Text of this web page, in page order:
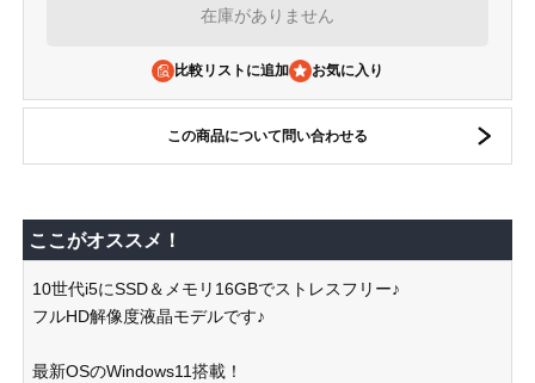
在庫がありません
比較リストに追加
この商品について問い合わせる
ここがオススメ！
10世代i5にSSD＆メモリ16GBでストレスフリー♪
フルHD解像度液晶モデルです♪
最新OSのWindows11搭載！